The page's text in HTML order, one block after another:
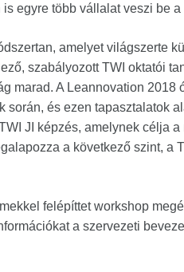
is egyre több vállalat veszi be
amelyet világszerte
szabályozott TWI oktatói
marad. A Leannovation
során, és ezen tapasztalatok
JI képzés, amelynek célja
a következő szint, a
felépíttet workshop
a szervezeti